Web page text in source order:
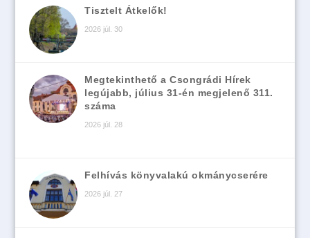
Tisztelt Átkelők!
2026 júl. 30
Megtekinthető a Csongrádi Hírek
legújabb, július 31-én megjelenő 311.
száma
2026 júl. 28
Felhívás könyvalakú okmánycserére
2026 júl. 27